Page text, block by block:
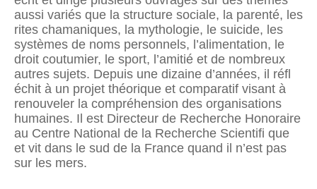
aussi variés que la structure sociale, la parenté, les
rites chamaniques, la mythologie, le suicide, les
systèmes de noms personnels, l’alimentation, le
droit coutumier, le sport, l’amitié et de nombreux
autres sujets. Depuis une dizaine d’années, il réfl
échit à un projet théorique et comparatif visant à
renouveler la compréhension des organisations
humaines. Il est Directeur de Recherche Honoraire
au Centre National de la Recherche Scientifi que
et vit dans le sud de la France quand il n’est pas
sur les mers.